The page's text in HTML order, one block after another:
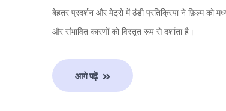
बेहतर प्रदर्शन और मेट्रो में ठंडी प्रतिक्रिया ने फ़िल्म को
और संभावित कारणों को विस्तृत रूप से दर्शाता है।
आगे पढ़ें